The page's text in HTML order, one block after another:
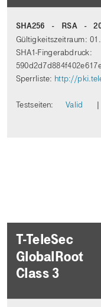
SHA256 - RSA -
Gültigkeitszeitraum:
SHA1-Fingerabdruck:
Sperrliste: http://
Testseiten: Valid
T-TeleSec
GlobalRoot
Class 3